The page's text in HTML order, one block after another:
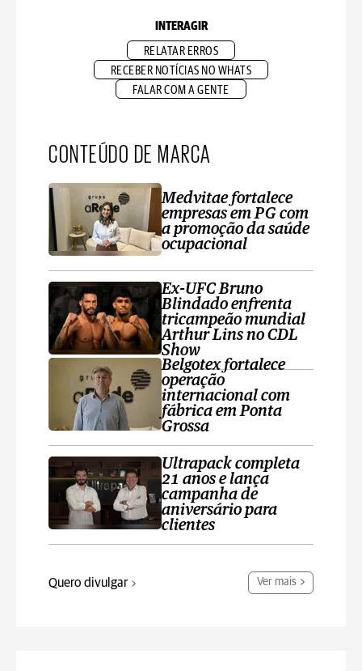
INTERAGIR
RELATAR ERROS
RECEBER NOTÍCIAS NO WHATS
FALAR COM A GENTE
CONTEÚDO DE MARCA
Medvitae fortalece
empresas em PG com
a promoção da saúde
ocupacional
Ex-UFC Bruno
Blindado enfrenta
tricampeão mundial
Arthur Lins no CDL
Show
Belgotex fortalece
operação
internacional com
fábrica em Ponta
Grossa
Ultrapack completa
21 anos e lança
campanha de
aniversário para
clientes
Quero divulgar Ver mais